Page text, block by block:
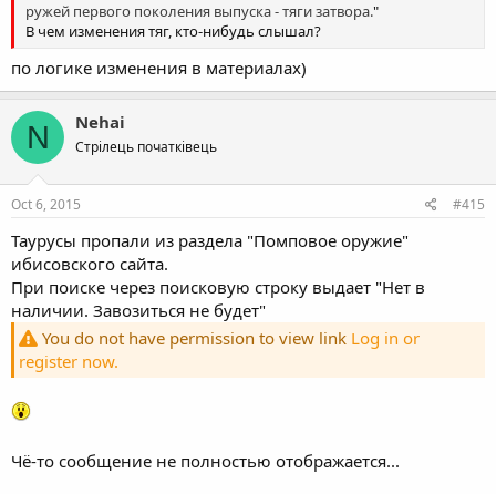
ружей первого поколения выпуска - тяги затвора."
В чем изменения тяг, кто-нибудь слышал?
по логике изменения в материалах)
N Nehai
Стрілець початківець
Oct 6, 2015 #415
Таурусы пропали из раздела "Помповое оружие"
ибисовского сайта.
При поиске через поисковую строку выдает "Нет в
наличии. Завозиться не будет"
You do not have permission to view link Log in or
register now.
Чё-то сообщение не полностью отображается...